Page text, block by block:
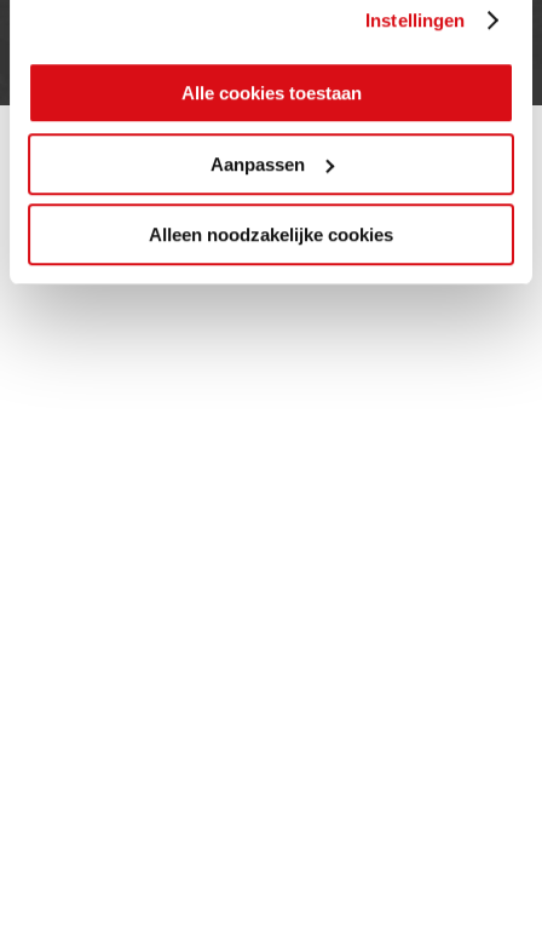
Instellingen
Alle cookies toestaan
Aanpassen
Alleen noodzakelijke cookies